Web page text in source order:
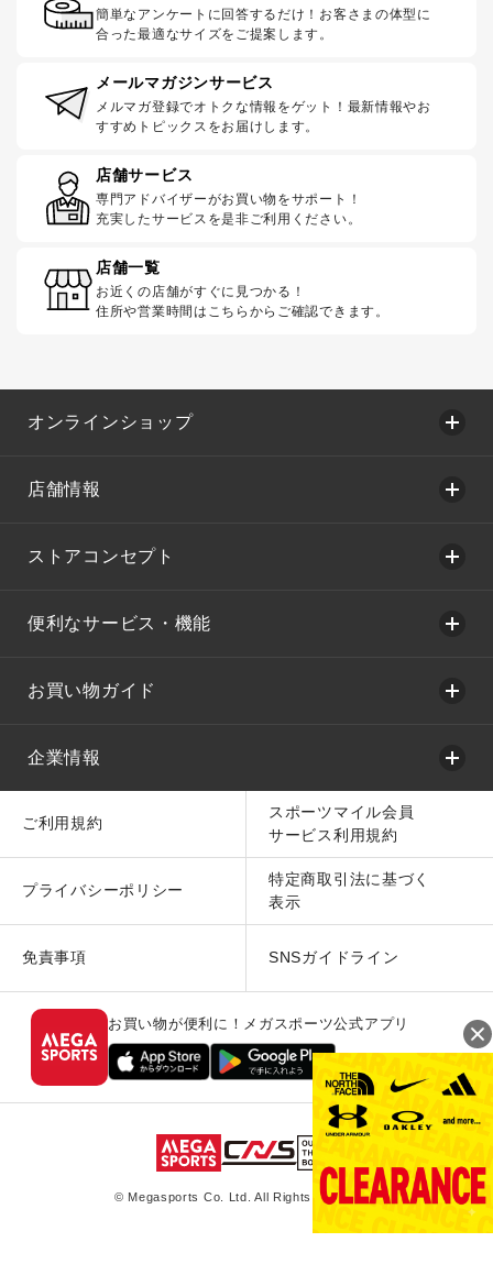
簡単なアンケートに回答するだけ！お客さまの体型に
合った最適なサイズをご提案します。
メールマガジンサービス
メルマガ登録でオトクな情報をゲット！最新情報やお
すすめトピックスをお届けします。
店舗サービス
専門アドバイザーがお買い物をサポート！
充実したサービスを是非ご利用ください。
店舗一覧
お近くの店舗がすぐに見つかる！
住所や営業時間はこちらからご確認できます。
オンラインショップ
店舗情報
ストアコンセプト
便利なサービス・機能
お買い物ガイド
企業情報
ご利用規約
スポーツマイル会員
サービス利用規約
プライバシーポリシー
特定商取引法に基づく
表示
免責事項 SNSガイドライン
お買い物が便利に！メガスポーツ公式アプリ
© Megasports Co. Ltd. All Rights Reserved.